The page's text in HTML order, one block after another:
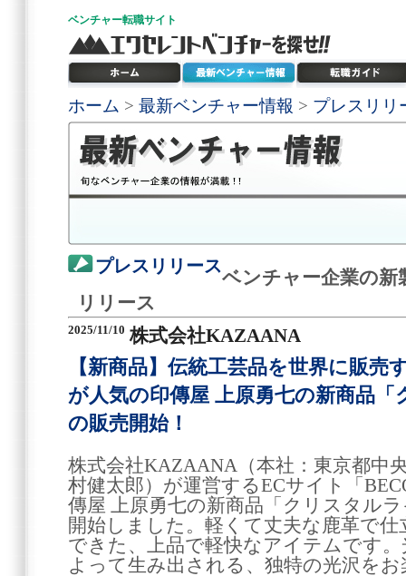
ベンチャー転職サイト
ホーム > 最新ベンチャー情報 > プレスリリ
プレスリリース
ベンチャー企業の新
リリース
2025/11/10 株式会社KAZAANA
【新商品】伝統工芸品を世界に販売
が人気の印傳屋 上原勇七の新商品
の販売開始！
株式会社KAZAANA（本社：東京都中
村健太郎）が運営するECサイト「
傳屋 上原勇七の新商品「クリスタル
開始しました。軽くて丈夫な鹿革で
できた、上品で軽快なアイテムです
よって生み出される、独特の光沢を